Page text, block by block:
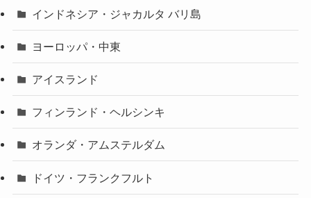
インドネシア・ジャカルタ バリ島
ヨーロッパ・中東
アイスランド
フィンランド・ヘルシンキ
オランダ・アムステルダム
ドイツ・フランクフルト